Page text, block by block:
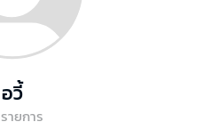
อวี้
รายการ